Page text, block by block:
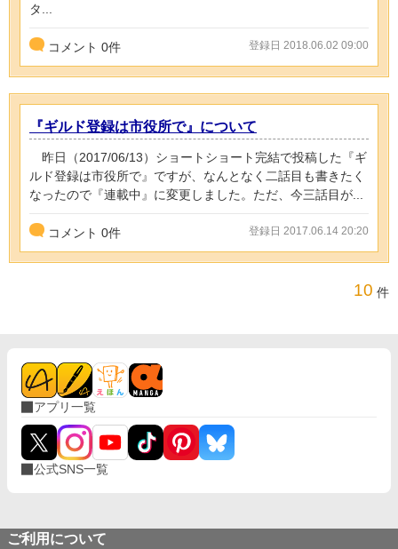
タ...
コメント 0件 登録日 2018.06.02 09:00
『ギルド登録は市役所で』について
昨日（2017/06/13）ショートショート完結で投稿した『ギ
ルド登録は市役所で』ですが、なんとなく二話目も書きたく
なったので『連載中』に変更しました。ただ、今三話目が...
コメント 0件 登録日 2017.06.14 20:20
10 件
アプリ一覧
公式SNS一覧
ご利用について